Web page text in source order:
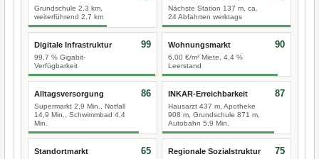
Grundschule 2,3 km,
weiterführend 2,7 km
Nächste Station 137 m, ca.
24 Abfahrten werktags
Digitale Infrastruktur
99,7 % Gigabit-
Verfügbarkeit
99 Wohnungsmarkt
6,00 €/m² Miete, 4,4 %
Leerstand
90
Alltagsversorgung
Supermarkt 2,9 Min., Notfall
14,9 Min., Schwimmbad 4,4
Min.
86 INKAR-Erreichbarkeit
Hausarzt 437 m, Apotheke
908 m, Grundschule 871 m,
Autobahn 5,9 Min.
87
Standortmarkt 65 Regionale Sozialstruktur 75